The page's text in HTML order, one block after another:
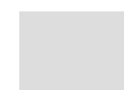
コラム一覧
美容医療クリニック紹介